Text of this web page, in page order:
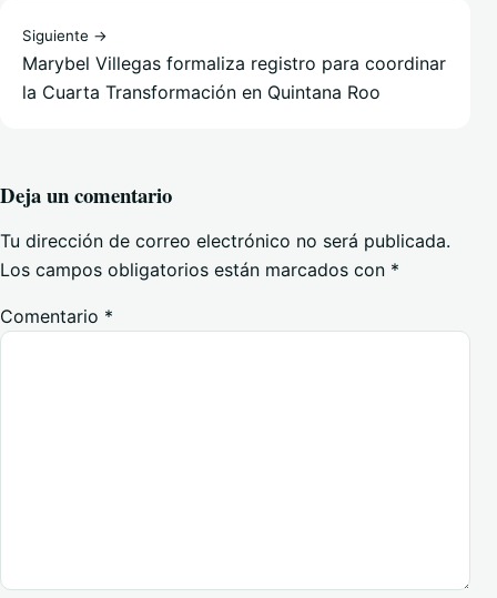
Siguiente →
Marybel Villegas formaliza registro para coordinar
la Cuarta Transformación en Quintana Roo
Deja un comentario
Tu dirección de correo electrónico no será publicada.
Los campos obligatorios están marcados con *
Comentario *